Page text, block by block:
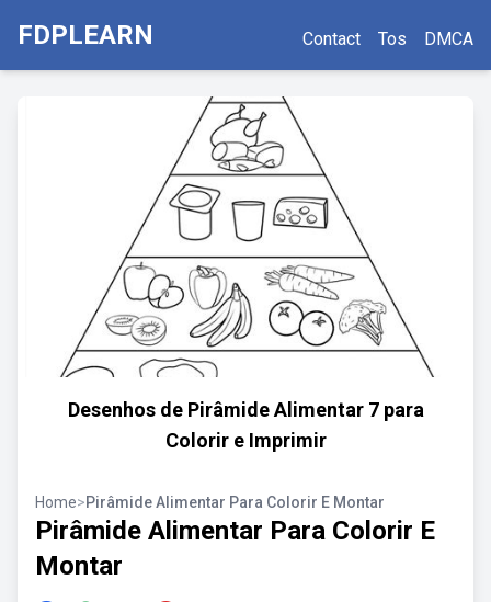
FDPLEARN Contact Tos DMCA
Desenhos de Pirâmide Alimentar 7 para
Colorir e Imprimir
Home>Pirâmide Alimentar Para Colorir E Montar
Pirâmide Alimentar Para Colorir E
Montar